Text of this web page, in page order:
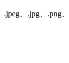
.jpeg、.jpg、.png